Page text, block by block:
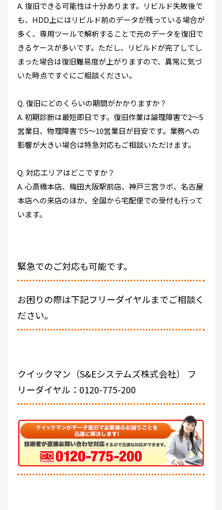
A. 復旧できる可能性は十分あります。リビルド失敗後で
も、HDD上にはリビルド前のデータが残っている場合が
多く、専用ツールで解析することで元のデータを復旧で
きるケースが多いです。ただし、リビルドが完了してし
まった場合は復旧難易度が上がりますので、異常に気づ
いた時点ですぐにご相談ください。
Q. 復旧にどのくらいの期間がかかりますか？
A. 初期診断は最短即日です。復旧作業は論理障害で2〜5
営業日、物理障害で5〜10営業日が目安です。業務への
影響が大きい場合は特急対応もご相談いただけます。
Q. 対応エリアはどこですか？
A. 心斎橋本店、梅田大阪駅前店、神戸三宮ラボ、名古屋
本店への来店のほか、全国から宅配便での受付も行って
います。
緊急でのご対応も可能です。
お困りの際は下記フリーダイヤルまでご相談く
ださい。
クイックマン（S&Eシステムズ株式会社）
フ
リーダイヤル：0120-775-200